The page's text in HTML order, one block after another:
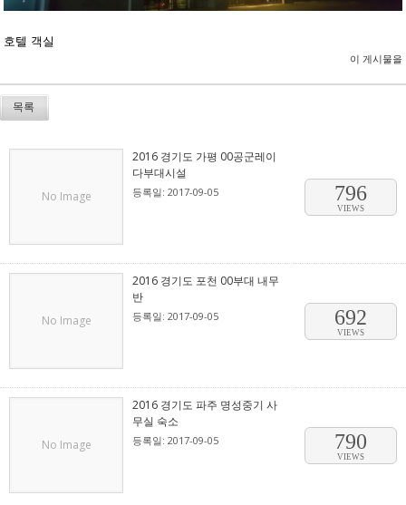
호텔 객실
이 게시물을
목록
No Image
2016 경기도 가평 00공군레이
다부대시설
등록일: 2017-09-05 796
VIEWS
No Image
2016 경기도 포천 00부대 내무
반
등록일: 2017-09-05 692
VIEWS
No Image
2016 경기도 파주 명성중기 사
무실 숙소
등록일: 2017-09-05 790
VIEWS